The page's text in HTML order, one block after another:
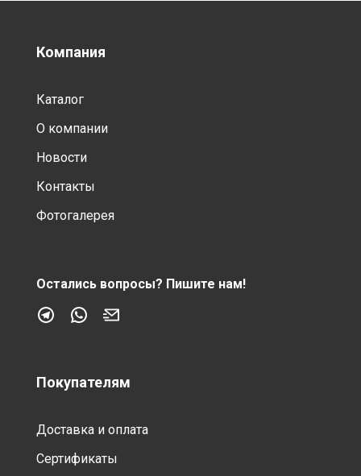
Компания
Каталог
О компании
Новости
Контакты
Фотогалерея
Остались вопросы? Пишите нам!
Покупателям
Доставка и оплата
Сертификаты